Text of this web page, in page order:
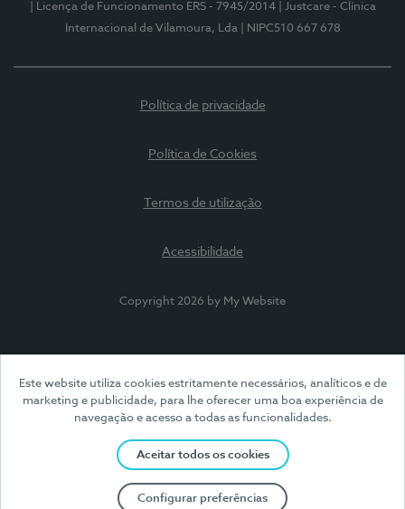
Este website utiliza cookies estritamente necessários, analíticos e de
marketing e publicidade, para lhe oferecer uma boa experiência de
navegação e acesso a todas as funcionalidades.
Aceitar todos os cookies
Configurar preferências
| Licença de Funcionamento ERS - 7945/2014
| Justcare - Clínica
Internacional de Vilamoura, Lda
| NIPC510 667 678
Política de privacidade
Política de Cookies
Termos de utilização
Acessibilidade
Copyright 2026 by My Website